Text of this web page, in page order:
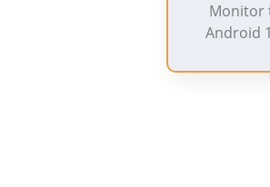
Monitor
Android